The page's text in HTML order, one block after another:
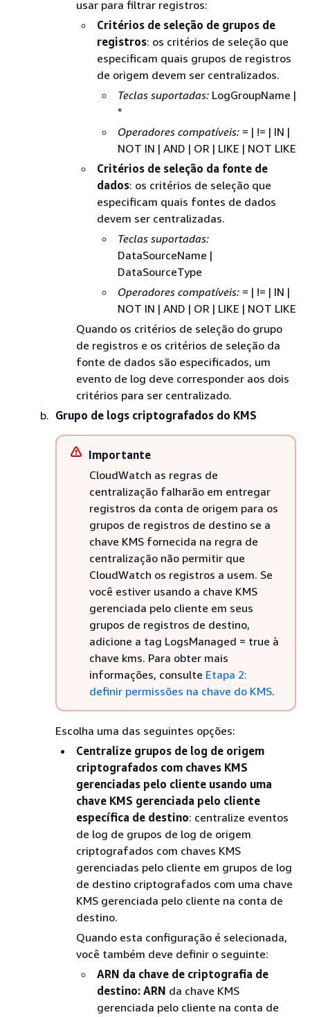
usar para filtrar registros:
Critérios de seleção de grupos de
registros: os critérios de seleção que
especificam quais grupos de registros
de origem devem ser centralizados.
Teclas suportadas: LogGroupName |
*
Operadores compatíveis: = | != | IN |
NOT IN | AND | OR | LIKE | NOT LIKE
Critérios de seleção da fonte de
dados: os critérios de seleção que
especificam quais fontes de dados
devem ser centralizadas.
Teclas suportadas:
DataSourceName |
DataSourceType
Operadores compatíveis: = | != | IN |
NOT IN | AND | OR | LIKE | NOT LIKE
Quando os critérios de seleção do grupo
de registros e os critérios de seleção da
fonte de dados são especificados, um
evento de log deve corresponder aos dois
critérios para ser centralizado.
Grupo de logs criptografados do KMS
Importante
CloudWatch as regras de
centralização falharão em entregar
registros da conta de origem para os
grupos de registros de destino se a
chave KMS fornecida na regra de
centralização não permitir que
CloudWatch os registros a usem. Se
você estiver usando a chave KMS
gerenciada pelo cliente em seus
grupos de registros de destino,
adicione a tag LogsManaged = true à
chave kms. Para obter mais
informações, consulte Etapa 2:
definir permissões na chave do KMS.
Escolha uma das seguintes opções:
Centralize grupos de log de origem
criptografados com chaves KMS
gerenciadas pelo cliente usando uma
chave KMS gerenciada pelo cliente
específica de destino: centralize eventos
de log de grupos de log de origem
criptografados com chaves KMS
gerenciadas pelo cliente em grupos de log
de destino criptografados com uma chave
KMS gerenciada pelo cliente na conta de
destino.
Quando esta configuração é selecionada,
você também deve definir o seguinte:
ARN da chave de criptografia de
destino: ARN da chave KMS
gerenciada pelo cliente na conta de